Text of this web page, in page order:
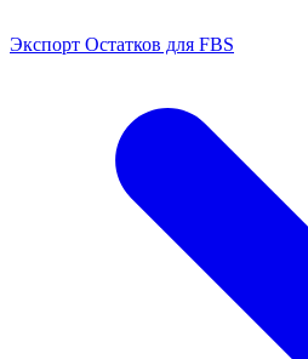
Экспорт Остатков для FBS